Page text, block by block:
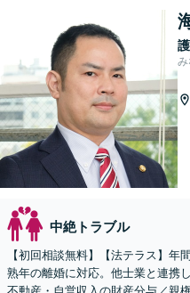
中絶トラブル
【初回相談無料】【法テラス】年
熟年の離婚に対応。他士業と連携